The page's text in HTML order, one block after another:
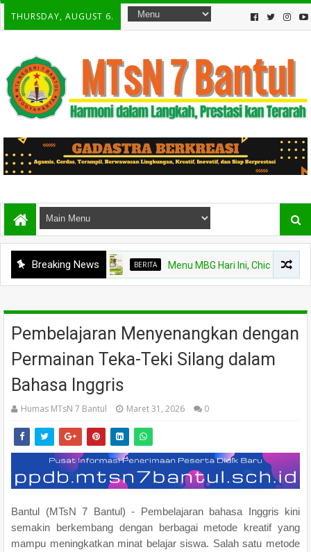
THURSDAY, AUGUST 6.
Breaking News BERITA Menu MBG Hari Ini, Chicken Steak
Pembelajaran Menyenangkan dengan
Permainan Teka-Teki Silang dalam
Bahasa Inggris
Humas MTsN 7 Bantul Maret 31, 2026 0
Bantul (MTsN 7 Bantul) - Pembelajaran bahasa Inggris kini
semakin berkembang dengan berbagai metode kreatif yang
mampu meningkatkan minat belajar siswa. Salah satu metode